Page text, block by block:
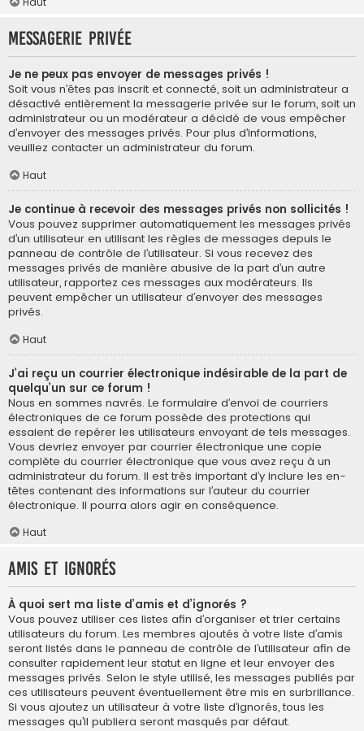
Messagerie privée
Je ne peux pas envoyer de messages privés !
Soit vous n’êtes pas inscrit et connecté, soit un administrateur a
désactivé entièrement la messagerie privée sur le forum, soit un
administrateur ou un modérateur a décidé de vous empêcher
d’envoyer des messages privés. Pour plus d’informations,
veuillez contacter un administrateur du forum.
Haut
Je continue à recevoir des messages privés non sollicités !
Vous pouvez supprimer automatiquement les messages privés
d’un utilisateur en utilisant les règles de messages depuis le
panneau de contrôle de l’utilisateur. Si vous recevez des
messages privés de manière abusive de la part d’un autre
utilisateur, rapportez ces messages aux modérateurs. Ils
peuvent empêcher un utilisateur d’envoyer des messages
privés.
Haut
J’ai reçu un courrier électronique indésirable de la part de
quelqu’un sur ce forum !
Nous en sommes navrés. Le formulaire d’envoi de courriers
électroniques de ce forum possède des protections qui
essaient de repérer les utilisateurs envoyant de tels messages.
Vous devriez envoyer par courrier électronique une copie
complète du courrier électronique que vous avez reçu à un
administrateur du forum. Il est très important d’y inclure les en-
têtes contenant des informations sur l’auteur du courrier
électronique. Il pourra alors agir en conséquence.
Haut
Amis et ignorés
À quoi sert ma liste d’amis et d’ignorés ?
Vous pouvez utiliser ces listes afin d’organiser et trier certains
utilisateurs du forum. Les membres ajoutés à votre liste d’amis
seront listés dans le panneau de contrôle de l’utilisateur afin de
consulter rapidement leur statut en ligne et leur envoyer des
messages privés. Selon le style utilisé, les messages publiés par
ces utilisateurs peuvent éventuellement être mis en surbrillance.
Si vous ajoutez un utilisateur à votre liste d’ignorés, tous les
messages qu’il publiera seront masqués par défaut.